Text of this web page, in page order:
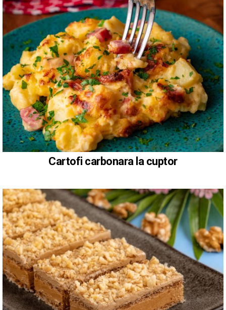
Cartofi carbonara la cuptor